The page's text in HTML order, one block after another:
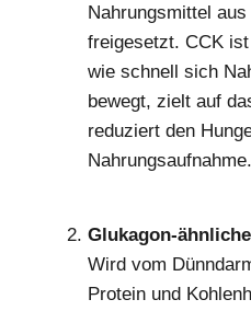
Nahrungsmittel
freigesetzt. CCK
wie schnell sich
bewegt, zielt auf
reduziert den
Nahrungsaufnahme.
Glukagon-
Wird vom
Protein und